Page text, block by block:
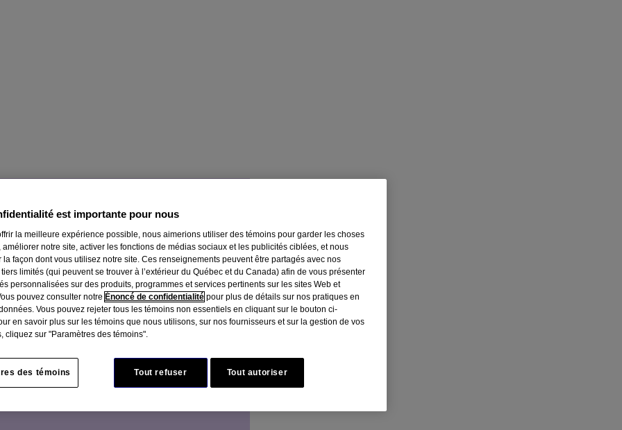
est importante pour nous
la meilleure expérience possible, nous aimerions utiliser des témoins pour garder les choses
améliorer notre site, activer les fonctions de médias sociaux et les publicités ciblées, et nous
la façon dont vous utilisez notre site. Ces renseignements peuvent être partagés avec nos
limités (qui peuvent se trouver à l’extérieur du Québec et du Canada) afin de vous présenter
personnalisées sur des produits, programmes et services pertinents sur les sites Web et
pouvez consulter notre Énoncé de confidentialitépour plus de détails sur nos pratiques en
Vous pouvez rejeter tous les témoins non essentiels en cliquant sur le bouton ci-
en savoir plus sur les témoins que nous utilisons, sur nos fournisseurs et sur la gestion de vos
cliquez sur "Paramètres des témoins".
des témoins Tout refuser Tout autoriser